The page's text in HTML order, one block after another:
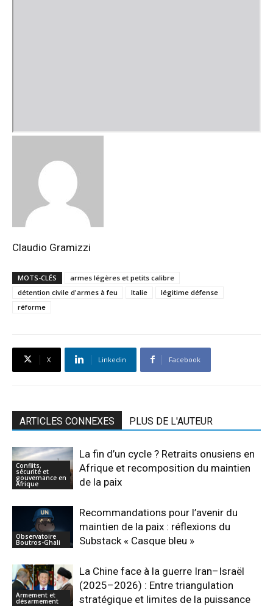
Claudio Gramizzi
MOTS-CLÉS
armes légères et petits calibre
détention civile d'armes à feu
Italie
légitime défense
réforme
X Linkedin Facebook
ARTICLES CONNEXES PLUS DE L'AUTEUR
Conflits,
sécurité et
gouvernance en
Afrique
La fin d’un cycle ? Retraits onusiens en
Afrique et recomposition du maintien
de la paix
Observatoire
Boutros-Ghali
Recommandations pour l’avenir du
maintien de la paix : réflexions du
Substack « Casque bleu »
Armement et
désarmement
La Chine face à la guerre Iran–Israël
(2025–2026) : Entre triangulation
stratégique et limites de la puissance